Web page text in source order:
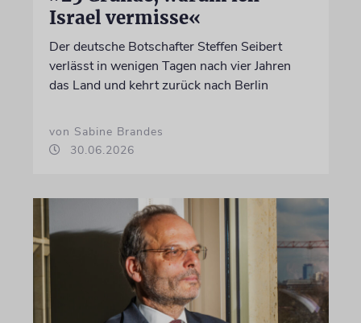
Israel vermisse«
Der deutsche Botschafter Steffen Seibert
verlässt in wenigen Tagen nach vier Jahren
das Land und kehrt zurück nach Berlin
von Sabine Brandes
30.06.2026